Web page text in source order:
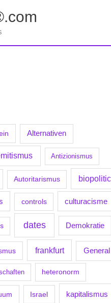
Alternativen
Antizionismus
Autoritarismus
controls culturacisme
dates Demokratie
frankfurt General
heteronorm
Israel kapitalismus